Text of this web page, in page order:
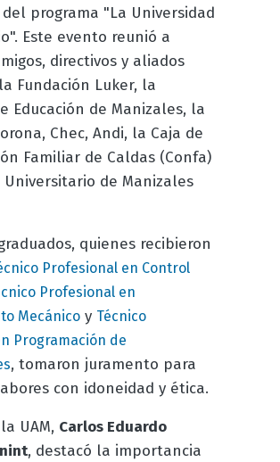
programa "La Universidad
Este evento reunió a
directivos y aliados
Fundación Luker, la
Educación de Manizales, la
Chec, Andi, la Caja de
Familiar de Caldas (Confa)
Universitario de Manizales
quienes recibieron
Profesional en Control
Profesional en
Mecánicoy Técnico
Programación de
, tomaron juramento para
con idoneidad y ética.
UAM, Carlos Eduardo
, destacó la importancia